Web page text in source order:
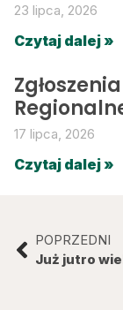
23 lipca, 2026
Czytaj dalej »
17 lipca, 2026
Czytaj dalej »
POPRZEDNI
Już jutro